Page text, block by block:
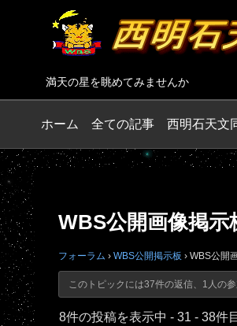
満天の星を眺めてみませんか
ホーム 全ての記事 西明石天文
WBS公開画像掲示
フォーラム › WBS公開掲示板 › WBS公開
このトピックには37件の返信、1人の
8件の投稿を表示中 - 31 - 38件